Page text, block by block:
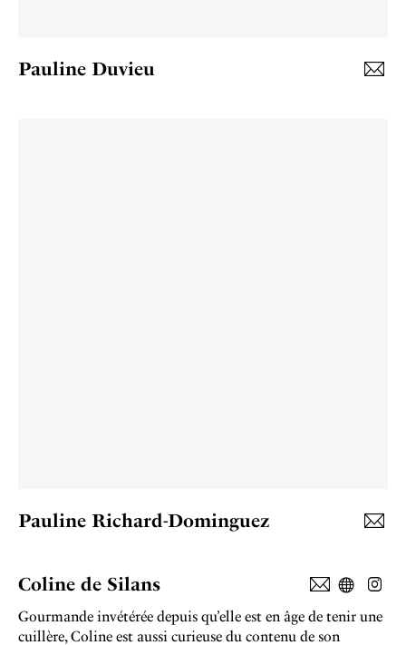
Pauline Duvieu
Pauline Richard-Dominguez
Coline de Silans
Gourmande invétérée depuis qu’elle est en âge de tenir une
cuillère, Coline est aussi curieuse du contenu de son